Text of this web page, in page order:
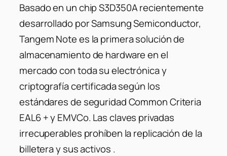
Basado en un chip S3D350A recientemente
desarrollado por Samsung Semiconductor,
Tangem Note es la primera solución de
almacenamiento de hardware en el
mercado con toda su electrónica y
criptografía certificada según los
estándares de seguridad Common Criteria
EAL6 + y EMVCo. Las claves privadas
irrecuperables prohíben la replicación de la
billetera y sus activos .